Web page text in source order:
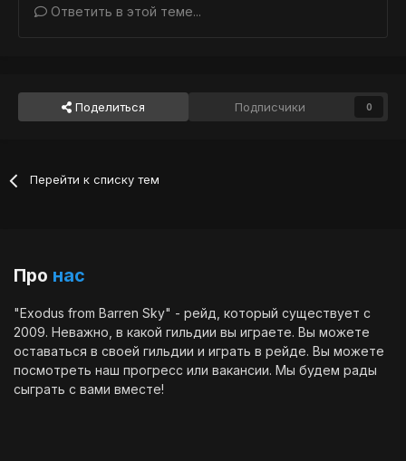
Ответить в этой теме...
Поделиться Подписчики 0
Перейти к списку тем
Про нас
"Exodus from Barren Sky" - рейд, который существует с
2009. Неважно, в какой гильдии вы играете. Вы можете
оставаться в своей гильдии и играть в рейде. Вы можете
посмотреть наш прогресс или вакансии. Мы будем рады
сыграть с вами вместе!